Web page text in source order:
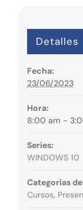
Detalles
Fecha:
23/06/2023
Hora:
8:00 am -
Series:
WINDOWS 10
Categorías
Cursos,